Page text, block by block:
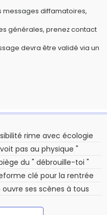
messages diffamatoires,
générales, prenez contact
devra être validé via un
rime avec écologie
pas au physique "
du " débrouille-toi "
clé pour la rentrée
ses scènes à tous